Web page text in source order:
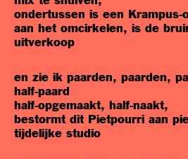
ondertussen is een Krampus-
aan het omcirkelen, is de
uitverkoop
en zie ik paarden, paarden,
half-paard
half-opgemaakt, half-naakt,
bestormt dit Pietpourri aan
tijdelijke studio